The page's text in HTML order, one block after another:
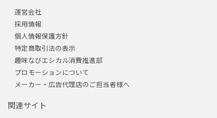
運営会社
採用情報
個人情報保護方針
特定商取引法の表示
趣味なびエシカル消費推進部
プロモーションについて
メーカー・広告代理店のご担当者様へ
関連サイト